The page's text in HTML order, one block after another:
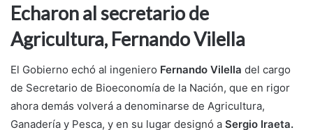
Echaron al secretario de
Agricultura, Fernando Vilella
El Gobierno echó al ingeniero Fernando Vilella del cargo
de Secretario de Bioeconomía de la Nación, que en rigor
ahora demás volverá a denominarse de Agricultura,
Ganadería y Pesca, y en su lugar designó a Sergio Iraeta.